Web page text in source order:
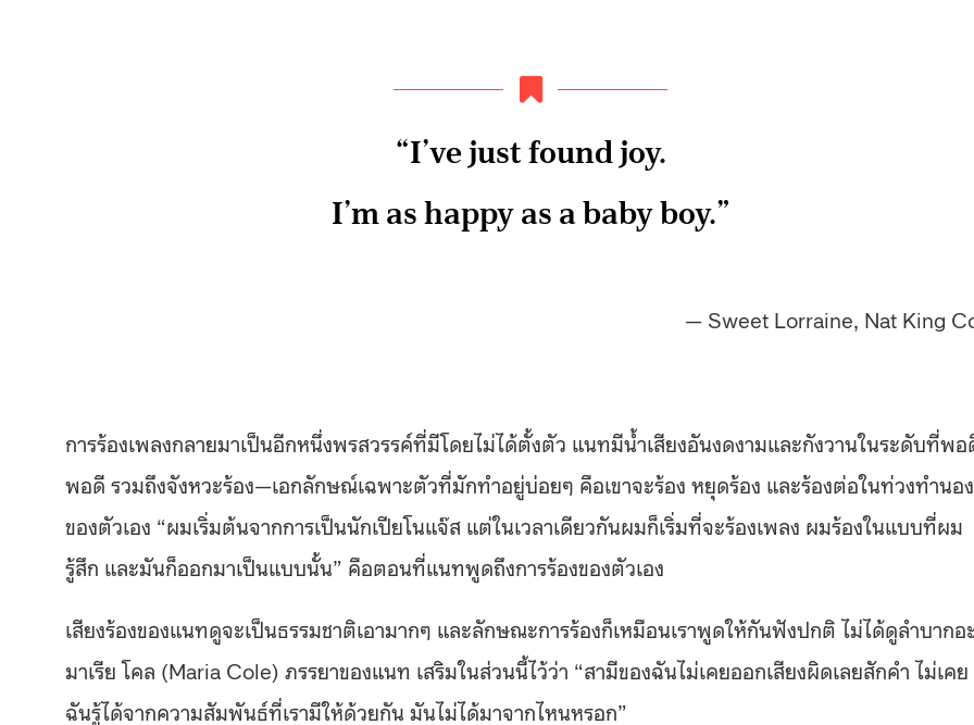
“I’ve just found joy.
I’m as happy as a baby boy.”
— Sweet Lorraine, Nat King
การร้องเพลงกลายมาเป็นอีกหนึ่งพรสวรรค์ที่มีโดยไม่ได้ตั้งตัว แนทมีน้ำเสียงอันงดงามและกังวานในระดับที่พ
พอดี รวมถึงจังหวะร้อง—เอกลักษณ์เฉพาะตัวที่มักทำอยู่บ่อยๆ คือเขาจะร้อง หยุดร้อง และร้องต่อในท่วงทำนอง
ของตัวเอง “ผมเริ่มต้นจากการเป็นนักเปียโนแจ๊ส แต่ในเวลาเดียวกันผมก็เริ่มที่จะร้องเพลง ผมร้องในแบบที่ผม
รู้สึก และมันก็ออกมาเป็นแบบนั้น” คือตอนที่แนทพูดถึงการร้องของตัวเอง
เสียงร้องของแนทดูจะเป็นธรรมชาติเอามากๆ และลักษณะการร้องก็เหมือนเราพูดให้กันฟังปกติ ไม่ได้ดูลำบากอ
มาเรีย โคล (Maria Cole) ภรรยาของแนท เสริมในส่วนนี้ไว้ว่า “สามีของฉันไม่เคยออกเสียงผิดเลยสักคำ ไม่เคย
ฉันรู้ได้จากความสัมพันธ์ที่เรามีให้ด้วยกัน มันไม่ได้มาจากไหนหรอก”